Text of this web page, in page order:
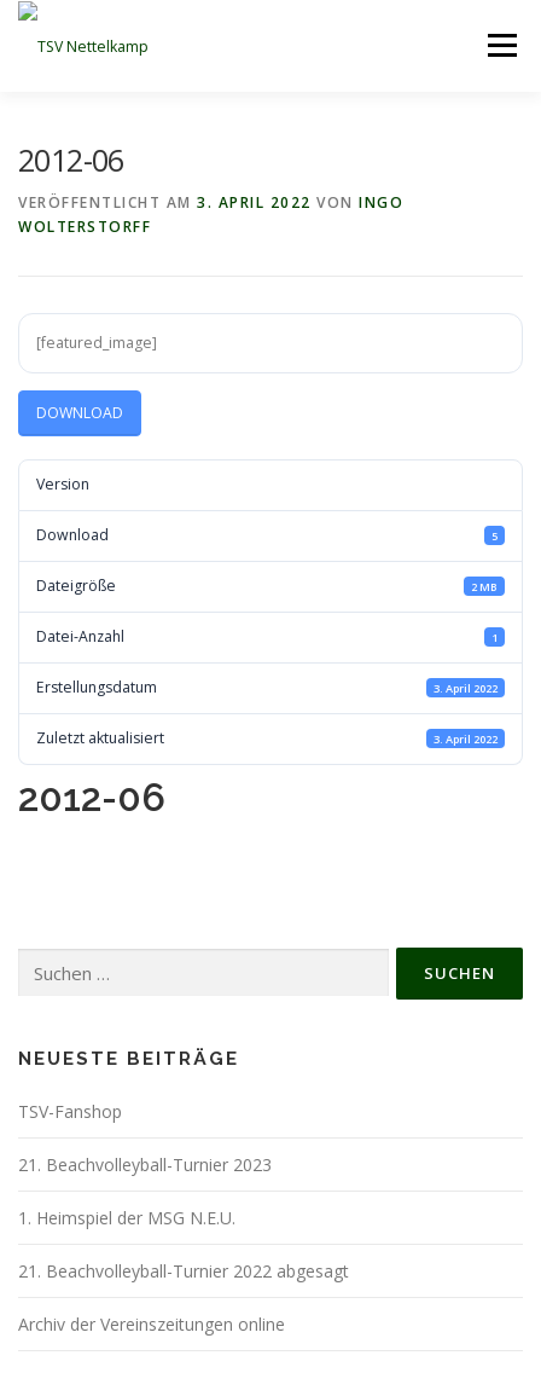
Zum
springen
Menü
MANNSCHAFTEN
IMPRESSUM
2012-06
VERÖFFENTLICHT AM 3. APRIL 2022 VON INGO
WOLTERSTORFF
[featured_image]
DOWNLOAD
Version
Download 5
Dateigröße 2 MB
Datei-Anzahl 1
Erstellungsdatum 3. April 2022
Zuletzt aktualisiert 3. April 2022
2012-06
nach:
NEUESTE BEITRÄGE
TSV-Fanshop
21. Beachvolleyball-Turnier 2023
1. Heimspiel der MSG N.E.U.
21. Beachvolleyball-Turnier 2022 abgesagt
Archiv der Vereinszeitungen online